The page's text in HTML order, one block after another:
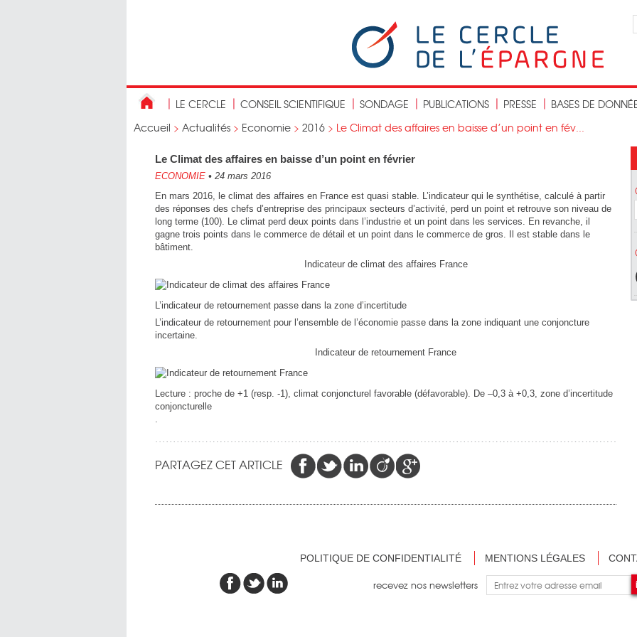
LE CERCLE CONSEIL SCIENTIFIQUE SONDAGE PUBLICATIONS PRESSE
BASES DE
Accueil > Actualités > Economie > 2016 > Le Climat des affaires en baisse d’un point en fév...
Le Climat des affaires en baisse d’un point en février
ECONOMIE • 24 mars 2016
En mars 2016, le climat des affaires en France est quasi stable. L’indicateur qui le synthétise, calculé à partir
des réponses des chefs d’entreprise des principaux secteurs d’activité, perd un point et retrouve son niveau de
long terme (100). Le climat perd deux points dans l’industrie et un point dans les services. En revanche, il
gagne trois points dans le commerce de détail et un point dans le commerce de gros. Il est stable dans le
bâtiment.
Indicateur de climat des affaires France
L’indicateur de retournement passe dans la zone d’incertitude
L’indicateur de retournement pour l’ensemble de l’économie passe dans la zone indiquant une conjoncture
incertaine.
Indicateur de retournement France
Lecture : proche de +1 (resp. -1), climat conjoncturel favorable (défavorable). De –0,3 à +0,3, zone d’incertitude
conjoncturelle
.
PARTAGEZ CET ARTICLE
POLITIQUE DE CONFIDENTIALITÉ MENTIONS LÉGALES
recevez nos newsletters